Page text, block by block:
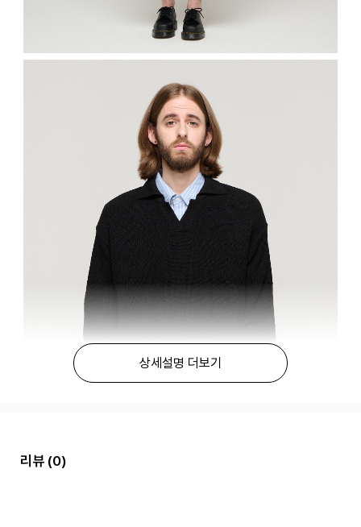
상세설명 더보기
리뷰 (0)